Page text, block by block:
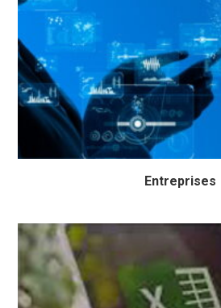
Entreprises